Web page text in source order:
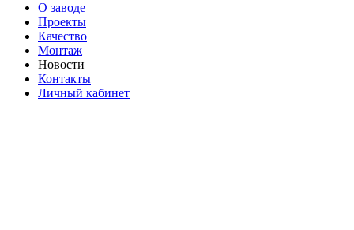
О заводе
Проекты
Качество
Монтаж
Новости
Контакты
Личный кабинет